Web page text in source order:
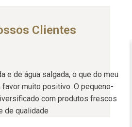
Clientes
e de água salgada, o que do meu
muito positivo. O pequeno-
com produtos frescos
de qualidade